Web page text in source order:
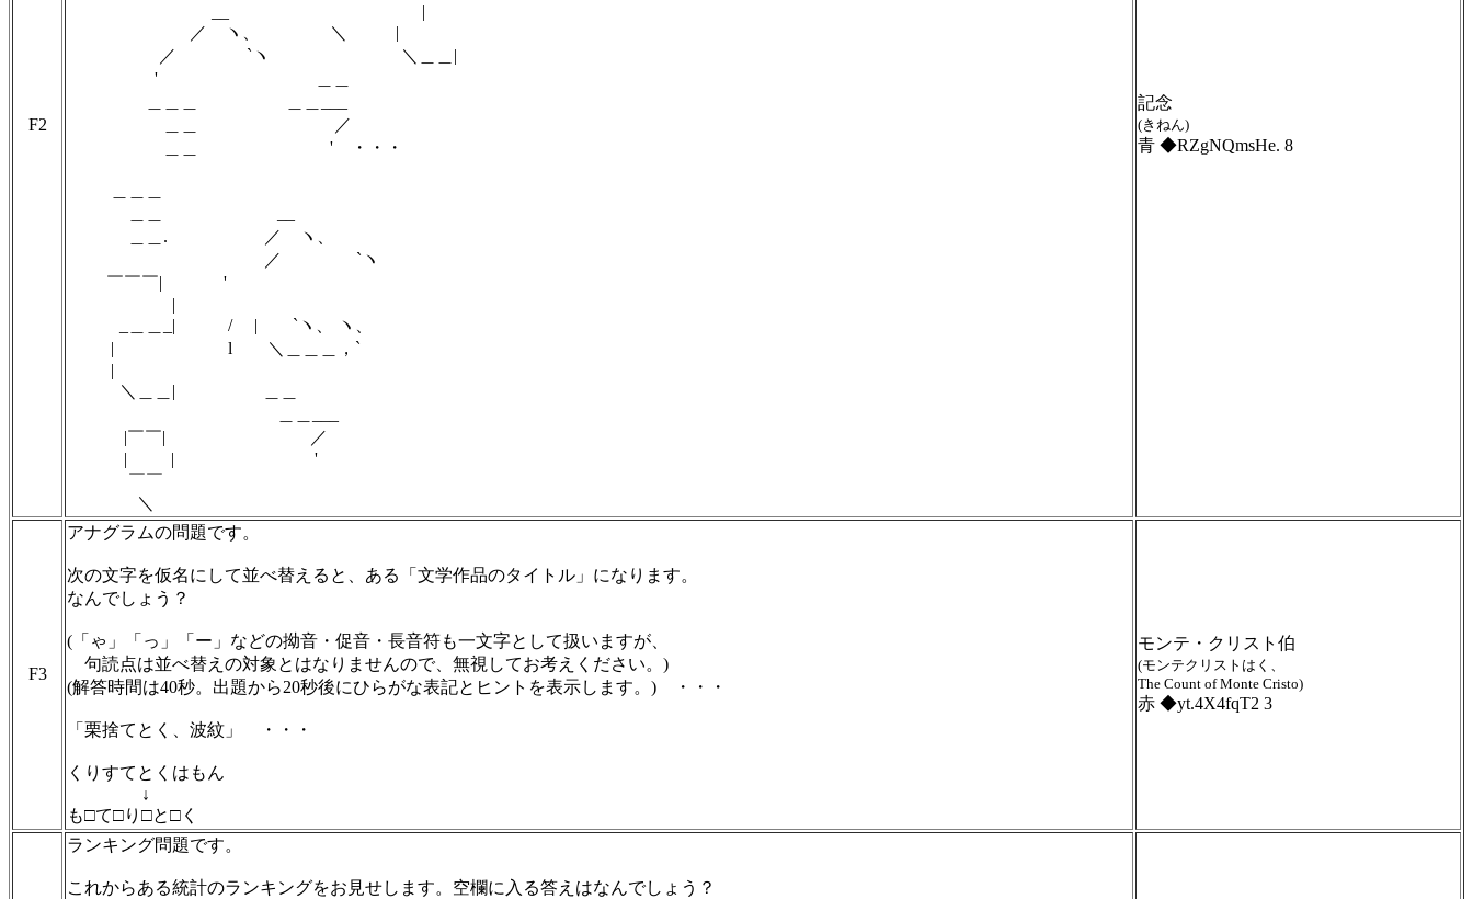
F2
__ |
／ ヽ、 ＼ |
／ `ヽ ＼＿＿|
' ＿＿
＿＿ ／
＿＿ ' ・・・
＿＿. ／ ヽ、
／ `ヽ
￣￣￣| '
|
_＿＿_| / | `ヽ、 ヽ、
| l ＼＿＿＿，`
|
＼＿＿| ＿＿
|￣￣| ／
| | '
￣￣
＼
記念
(きねん)
青 ◆RZgNQmsHe. 8
F3
アナグラムの問題です。
次の文字を仮名にして並べ替えると、ある「文学作品のタイトル」になります。
なんでしょう？
(「ゃ」「っ」「ー」などの拗音・促音・長音符も一文字として扱いますが、
句読点は並べ替えの対象とはなりませんので、無視してお考えください。)
(解答時間は40秒。出題から20秒後にひらがな表記とヒントを表示します。) ・・・
「栗捨てとく、波紋」 ・・・
くりすてとくはもん
↓
も□て□り□と□く
モンテ・クリスト伯
(モンテクリストはく、
The Count of Monte Cristo)
赤 ◆yt.4X4fqT2 3
ランキング問題です。
これからある統計のランキングをお見せします。空欄に入る答えはなんでしょう？